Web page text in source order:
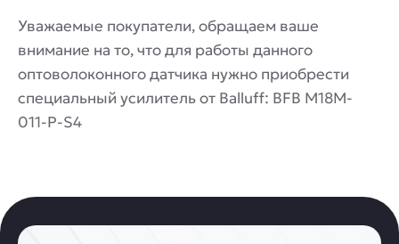
Уважаемые покупатели, обращаем ваше
внимание на то, что для работы данного
оптоволоконного датчика нужно приобрести
специальный усилитель от Balluff: BFB M18M-
011-P-S4